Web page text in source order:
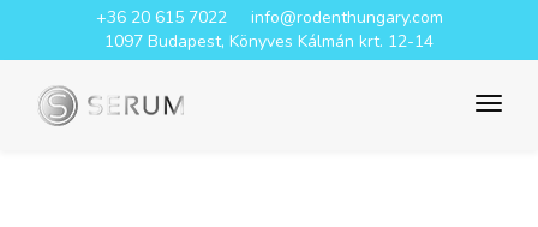
+36 20 615 7022
info@rodenthungary.com
1097 Budapest, Könyves Kálmán krt. 12-14